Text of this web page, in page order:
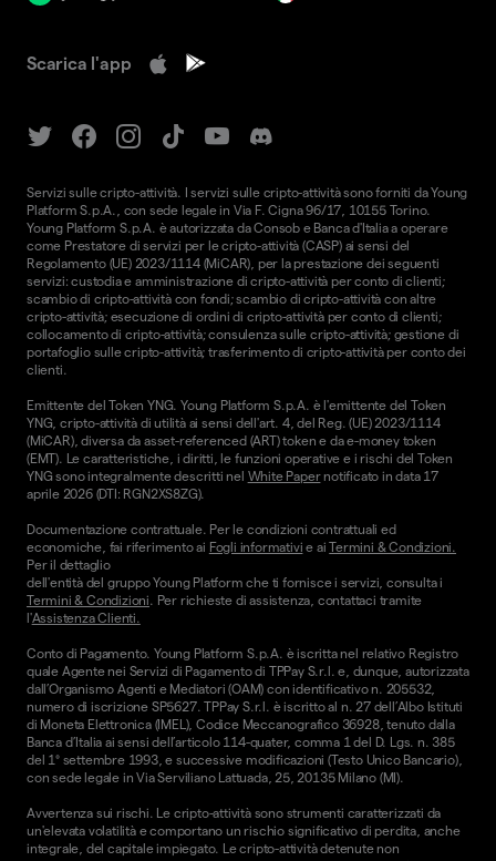
Scarica l'app
Servizi sulle cripto-attività. I servizi sulle cripto-attività sono forniti da Young
Platform S.p.A., con sede legale in Via F. Cigna 96/17, 10155 Torino.
Young Platform S.p.A. è autorizzata da Consob e Banca d'Italia a operare
come Prestatore di servizi per le cripto-attività (CASP) ai sensi del
Regolamento (UE) 2023/1114 (MiCAR), per la prestazione dei seguenti
servizi: custodia e amministrazione di cripto-attività per conto di clienti;
scambio di cripto-attività con fondi; scambio di cripto-attività con altre
cripto-attività; esecuzione di ordini di cripto-attività per conto di clienti;
collocamento di cripto-attività; consulenza sulle cripto-attività; gestione di
portafoglio sulle cripto-attività; trasferimento di cripto-attività per conto dei
clienti.
Emittente del Token YNG. Young Platform S.p.A. è l'emittente del Token
YNG, cripto-attività di utilità ai sensi dell'art. 4, del Reg. (UE) 2023/1114
(MiCAR), diversa da asset-referenced (ART) token e da e-money token
(EMT). Le caratteristiche, i diritti, le funzioni operative e i rischi del Token
YNG sono integralmente descritti nel White Papernotificato in data 17
aprile 2026 (DTI: RGN2XS8ZG).
Documentazione contrattuale. Per le condizioni contrattuali ed
economiche, fai riferimento ai Fogli informativi e aiTermini & Condizioni.
Per il dettaglio
dell'entità del gruppo Young Platform che ti fornisce i servizi, consulta i
Termini & Condizioni. Per richieste di assistenza, contattaci tramite
l'Assistenza Clienti.
Conto di Pagamento. Young Platform S.p.A. è iscritta nel relativo Registro
quale Agente nei Servizi di Pagamento di TPPay S.r.l. e, dunque, autorizzata
dall’Organismo Agenti e Mediatori (OAM) con identificativo n. 205532,
numero di iscrizione SP5627. TPPay S.r.l. è iscritto al n. 27 dell’Albo Istituti
di Moneta Elettronica (IMEL), Codice Meccanografico 36928, tenuto dalla
Banca d’Italia ai sensi dell’articolo 114-quater, comma 1 del D. Lgs. n. 385
del 1° settembre 1993, e successive modificazioni (Testo Unico Bancario),
con sede legale in Via Serviliano Lattuada, 25, 20135 Milano (MI).
Avvertenza sui rischi. Le cripto-attività sono strumenti caratterizzati da
un'elevata volatilità e comportano un rischio significativo di perdita, anche
integrale, del capitale impiegato. Le cripto-attività detenute non